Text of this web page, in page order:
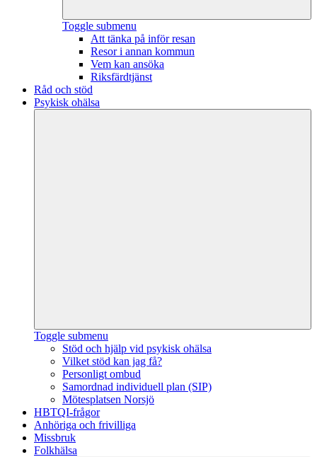
Toggle submenu
Att tänka på inför resan
Resor i annan kommun
Vem kan ansöka
Riksfärdtjänst
Råd och stöd
Psykisk ohälsa
Toggle submenu
Stöd och hjälp vid psykisk ohälsa
Vilket stöd kan jag få?
Personligt ombud
Samordnad individuell plan (SIP)
Mötesplatsen Norsjö
HBTQI-frågor
Anhöriga och frivilliga
Missbruk
Folkhälsa